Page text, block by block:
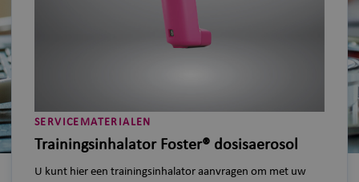
SERVICEMATERIALEN
Trainingsinhalator Foster® dosisaerosol
U kunt hier een trainingsinhalator aanvragen om met uw